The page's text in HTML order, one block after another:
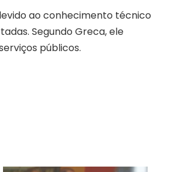
ao conhecimento técnico
Segundo Greca, ele
públicos.